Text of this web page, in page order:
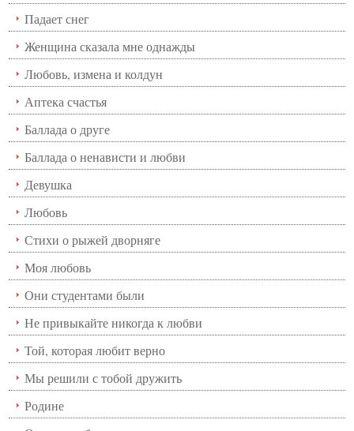
Падает снег
Женщина сказала мне однажды
Любовь, измена и колдун
Аптека счастья
Баллада о друге
Баллада о ненависти и любви
Девушка
Любовь
Стихи о рыжей дворняге
Моя любовь
Они студентами были
Не привыкайте никогда к любви
Той, которая любит верно
Мы решили с тобой дружить
Родине